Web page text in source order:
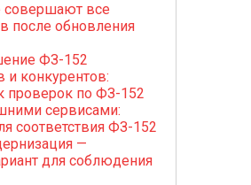
все
после обновления
ФЗ-152
конкурентов:
проверок по ФЗ-152
сервисами:
соответствия ФЗ-152
—
для соблюдения